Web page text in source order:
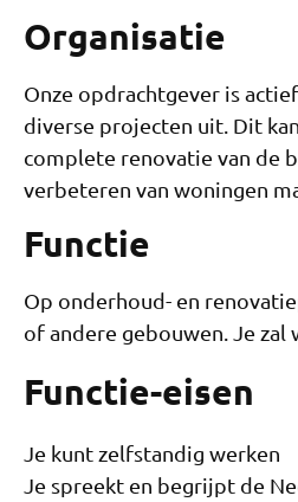
Organisatie
Onze opdrachtgever is
diverse projecten uit. Dit
complete renovatie van de
verbeteren van woningen
Functie
Op onderhoud- en
of andere gebouwen. Je zal
Functie-eisen
Je kunt zelfstandig werken
Je spreekt en begrijpt de